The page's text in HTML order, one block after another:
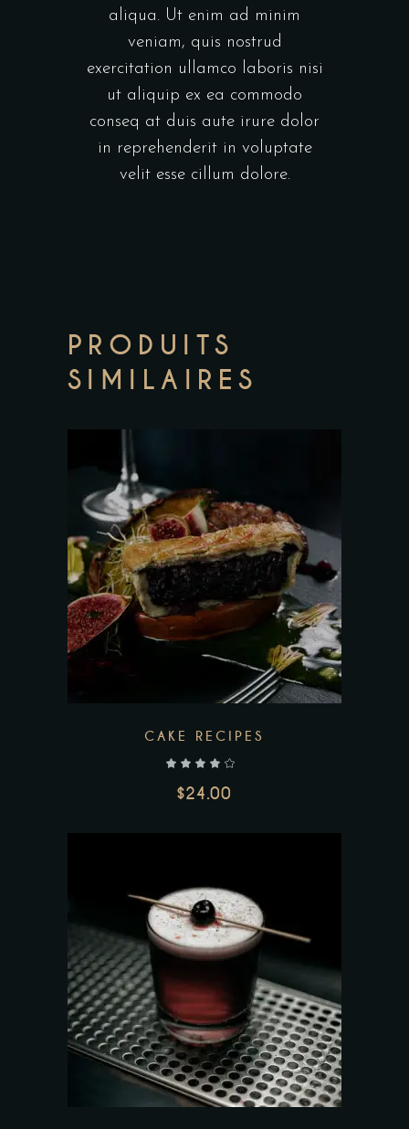
aliqua. Ut enim ad minim
veniam, quis nostrud
exercitation ullamco laboris nisi
ut aliquip ex ea commodo
conseq at duis aute irure dolor
in reprehenderit in voluptate
velit esse cillum dolore.
PRODUITS
SIMILAIRES
Add to wishlist
CAKE RECIPES
$24.00
Add to wishlist